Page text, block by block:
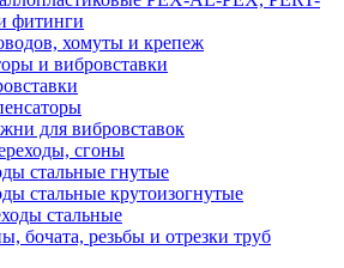
фитинги
хомуты и крепеж
и вибровставки
для вибровставок
сгоны
стальные гнутые
стальные крутоизогнутые
стальные
бочата, резьбы и отрезки труб